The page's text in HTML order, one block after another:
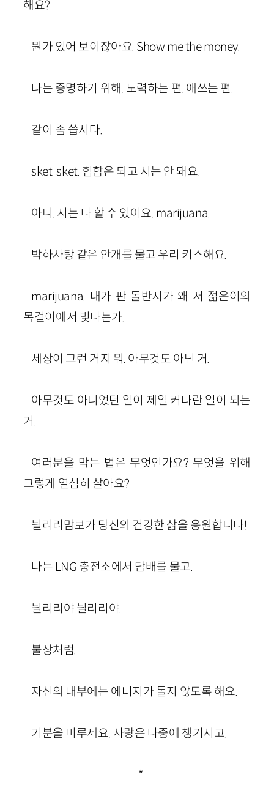
해요?
뭔가 있어 보이잖아요. Show me the money.
나는 증명하기 위해. 노력하는 편. 애쓰는 편.
같이 좀 씁시다.
sket. sket. 힙합은 되고 시는 안 돼요.
아니. 시는 다 할 수 있어요. marijuana.
박하사탕 같은 안개를 물고 우리 키스해요.
marijuana. 내가 판 돌반지가 왜 저 젊은이의
목걸이에서 빛나는가.
세상이 그런 거지 뭐. 아무것도 아닌 거.
아무것도 아니었던 일이 제일 커다란 일이 되는
거.
여러분을 막는 법은 무엇인가요? 무엇을 위해
그렇게 열심히 살아요?
늴리리맘보가 당신의 건강한 삶을 응원합니다!
나는 LNG 충전소에서 담배를 물고.
늴리리야 늴리리야.
불상처럼.
자신의 내부에는 에너지가 돌지 않도록 해요.
기분을 미루세요. 사랑은 나중에 챙기시고.
*